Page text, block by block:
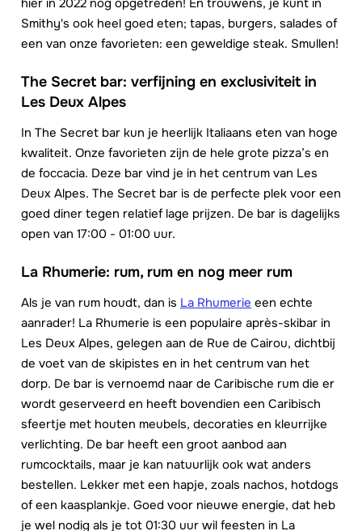
Smithy's ook heel goed eten; tapas, burgers, salades of
een van onze favorieten: een geweldige steak. Smullen!
The Secret bar: verfijning en exclusiviteit in
Les Deux Alpes
In The Secret bar kun je heerlijk Italiaans eten van hoge
kwaliteit. Onze favorieten zijn de hele grote pizza’s en
de foccacia. Deze bar vind je in het centrum van Les
Deux Alpes. The Secret bar is de perfecte plek voor een
goed diner tegen relatief lage prijzen. De bar is dagelijks
open van 17:00 - 01:00 uur.
La Rhumerie: rum, rum en nog meer rum
Als je van rum houdt, dan is La Rhumerie een echte
aanrader! La Rhumerie is een populaire après-skibar in
Les Deux Alpes, gelegen aan de Rue de Cairou, dichtbij
de voet van de skipistes en in het centrum van het
dorp. De bar is vernoemd naar de Caribische rum die er
wordt geserveerd en heeft bovendien een Caribisch
sfeertje met houten meubels, decoraties en kleurrijke
verlichting. De bar heeft een groot aanbod aan
rumcocktails, maar je kan natuurlijk ook wat anders
bestellen. Lekker met een hapje, zoals nachos, hotdogs
of een kaasplankje. Goed voor nieuwe energie, dat heb
je wel nodig als je tot 01:30 uur wil feesten in La